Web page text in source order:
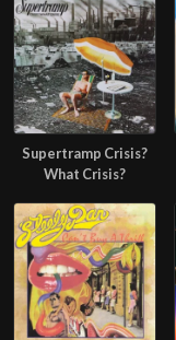
Supertramp Crisis?
What Crisis?